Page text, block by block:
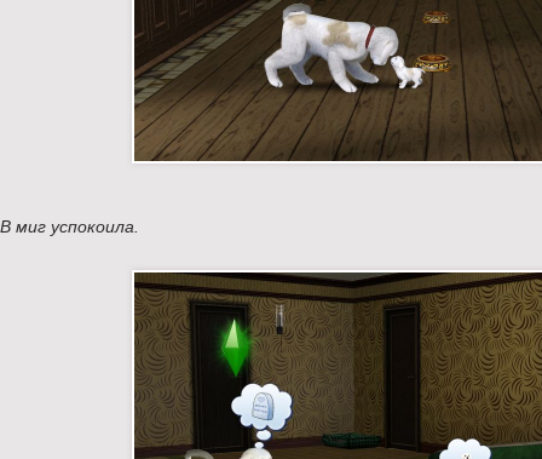
В миг успокоила.